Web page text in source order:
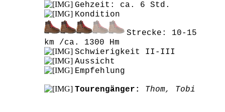
Gehzeit: ca. 6 Std.
Kondition
Strecke: 10-15
km /ca. 1300 Hm
Schwierigkeit II-III
Aussicht
Empfehlung
Tourengänger: Thom, Tobi